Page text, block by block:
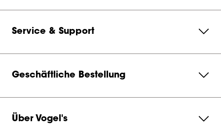
Service & Support
Geschäftliche Bestellung
Über Vogel's